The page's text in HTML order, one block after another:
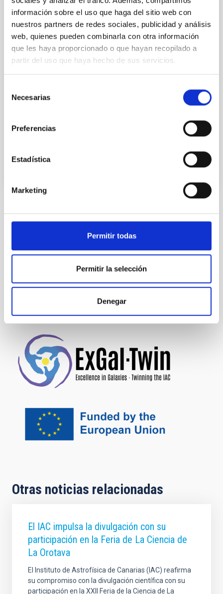
información sobre el uso que haga del sitio web con
nuestros partners de redes sociales, publicidad y análisis
web, quienes pueden combinarla con otra información
que les haya proporcionado o que hayan recopilado a
partir del uso que haya hecho de sus servicios.
Necesarias
Preferencias
Estadística
Marketing
Permitir todas
Permitir la selección
Denegar
El Museo de la Ciencia y el Cosmos, del Organismo
Autónomo de Museos y Centros del Cabildo de
Tenerife, acogerá el próximo viernes 9 de mayo la
conferencia del astrofísico y premio nobel de Física
2006, John Mather bajo el título “Unsolved mysteries
of physics and astronomy”. Mather recibe esta
semana el reconocimiento como Doctor Honoris
Causa de la Universidad de La Laguna (ULL) con el
Astrofísica de Canarias (IAC) y Doctor Honoris Causa
de la ULL, John Beckman. La conferencia de Mather,
TIPO DE NOTICIA
CHARLAS
Otras noticias relacionadas
El IAC impulsa la divulgación con su
participación en la Feria de La Ciencia de
La Orotava
El Instituto de Astrofísica de Canarias (IAC) reafirma
su compromiso con la divulgación científica con su
participación en la XXII Feria de la Ciencia de La